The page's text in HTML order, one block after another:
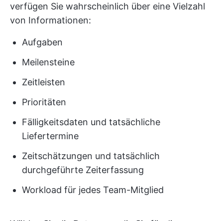
verfügen Sie wahrscheinlich über eine Vielzahl
von Informationen:
Aufgaben
Meilensteine
Zeitleisten
Prioritäten
Fälligkeitsdaten und tatsächliche
Liefertermine
Zeitschätzungen und tatsächlich
durchgeführte Zeiterfassung
Workload für jedes Team-Mitglied